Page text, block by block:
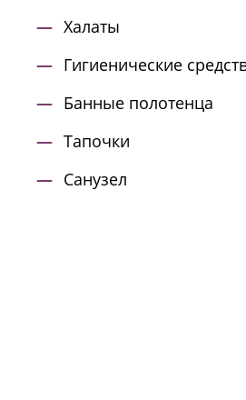
Халаты
Гигиенические
Банные полотенца
Тапочки
Санузел